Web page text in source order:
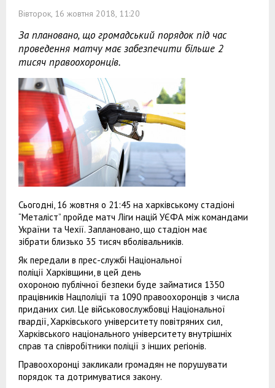
Вівторок, 16 жовтня 2018, 11:20
За плановано, що громадський порядок під час
проведення матчу має забезпечити більше 2
тисяч правоохоронців.
Сьогодні, 16 жовтня о 21:45 на харківському стадіоні
“Металіст” пройде матч Ліги націй УЄФА між командами
України та Чехії. Заплановано, що стадіон має
зібрати близько 35 тисяч вболівальників.
Як передали в прес-службі Національної
поліції Харківщини, в цей день
охороною публічної безпеки буде займатися 1350
працівників Нацполіції та 1090 правоохоронців з числа
приданих сил. Це військовослужбовці Національної
гвардії, Харківського університету повітряних сил,
Харківського національного університету внутрішніх
справ та співробітники поліції з інших регіонів.
Правоохоронці закликали громадян не порушувати
порядок та дотримуватися закону.